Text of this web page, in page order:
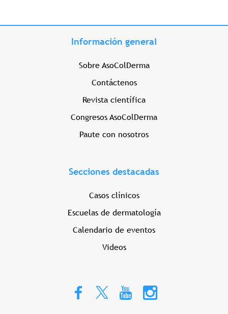
Información general
Sobre AsoColDerma
Contáctenos
Revista científica
Congresos AsoColDerma
Paute con nosotros
Secciones destacadas
Casos clínicos
Escuelas de dermatología
Calendario de eventos
Videos